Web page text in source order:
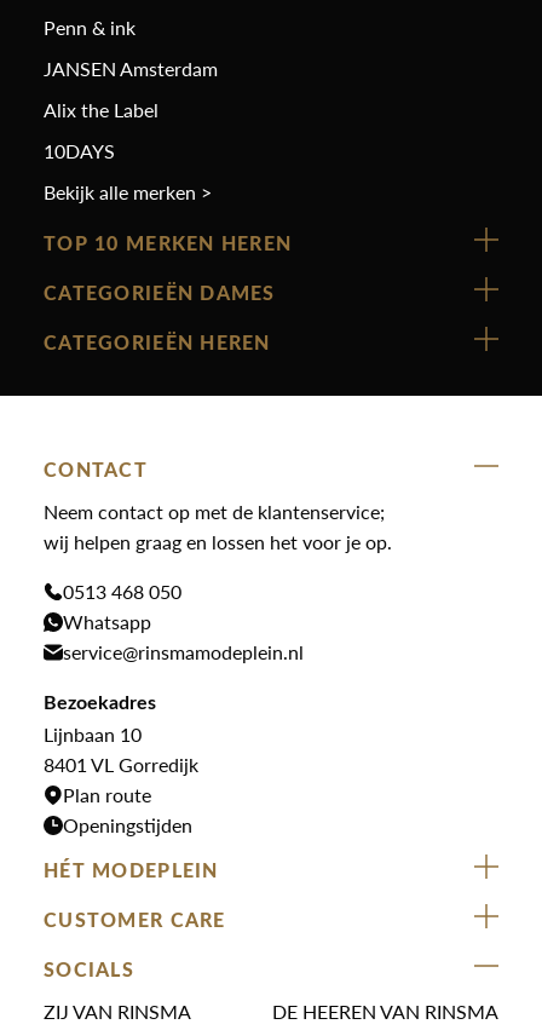
Penn & ink
JANSEN Amsterdam
Alix the Label
10DAYS
Bekijk alle merken >
TOP 10 MERKEN HEREN
Vanguard
Cast Iron
Paul en Shark
Genti
PME Legend
Butcher of Blue
Bekijk alle merken >
CATEGORIEËN DAMES
Nieuw binnen
Blouses
Broeken
Gilets
Jassen
Jeans
Jumpsuits
Jurken
Rokken
CATEGORIEËN HEREN
Broeken
Colberts
Giftcards
Jassen
Overhemden
T-shirts
CONTACT
Neem contact op met de klantenservice;
wij helpen graag en lossen het voor je op.
0513 468 050
Whatsapp
service@rinsmamodeplein.nl
Bezoekadres
Lijnbaan 10
8401 VL Gorredijk
Plan route
Openingstijden
HÉT MODEPLEIN
ZIJ VAN RINSMA
DE HEEREN VAN RINSMA
CUSTOMER CARE
Veelgestelde vragen
Retourneren & Ruilen
SOCIALS
ZIJ VAN RINSMA DE HEEREN VAN RINSMA